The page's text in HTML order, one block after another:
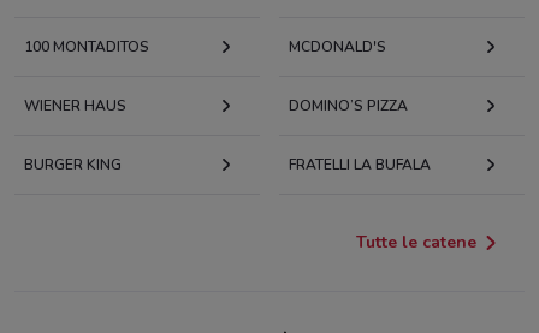
100 MONTADITOS MCDONALD'S
WIENER HAUS DOMINO’S PIZZA
BURGER KING FRATELLI LA BUFALA
Tutte le catene